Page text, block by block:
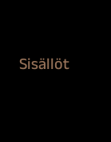
Sisällöt